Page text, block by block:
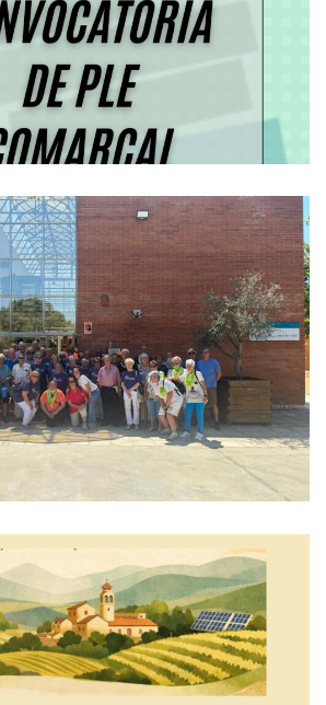
PENEDÈS
Altres
Les Olimpíades De La
Del Baix Penedès
S. socials
Per Saber Com Pot
PLATER Al Teu Municipi